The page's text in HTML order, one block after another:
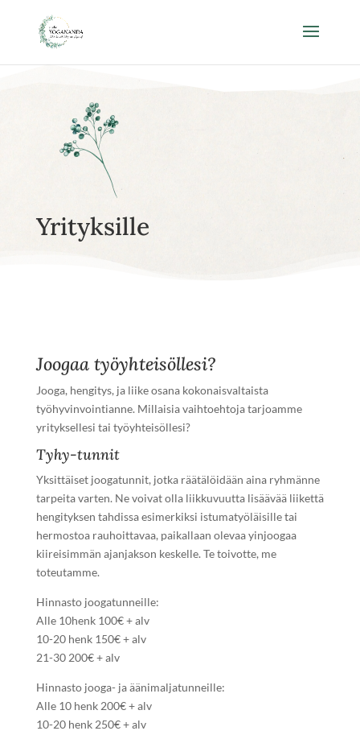
Yrityksille
Joogaa työyhteisöllesi?
Jooga, hengitys, ja liike osana kokonaisvaltaista
työhyvinvointianne. Millaisia vaihtoehtoja tarjoamme
yrityksellesi tai työyhteisöllesi?
Tyhy-tunnit
Yksittäiset joogatunnit, jotka räätälöidään aina ryhmänne
tarpeita varten. Ne voivat olla liikkuvuutta lisäävää liikettä
hengityksen tahdissa esimerkiksi istumatyöläisille tai
hermostoa rauhoittavaa, paikallaan olevaa yinjoogaa
kiireisimmän ajanjakson keskelle. Te toivotte, me
toteutamme.
Hinnasto joogatunneille:
Alle 10henk 100€ + alv
10-20 henk 150€ + alv
21-30 200€ + alv
Hinnasto jooga- ja äänimaljatunneille:
Alle 10 henk 200€ + alv
10-20 henk 250€ + alv